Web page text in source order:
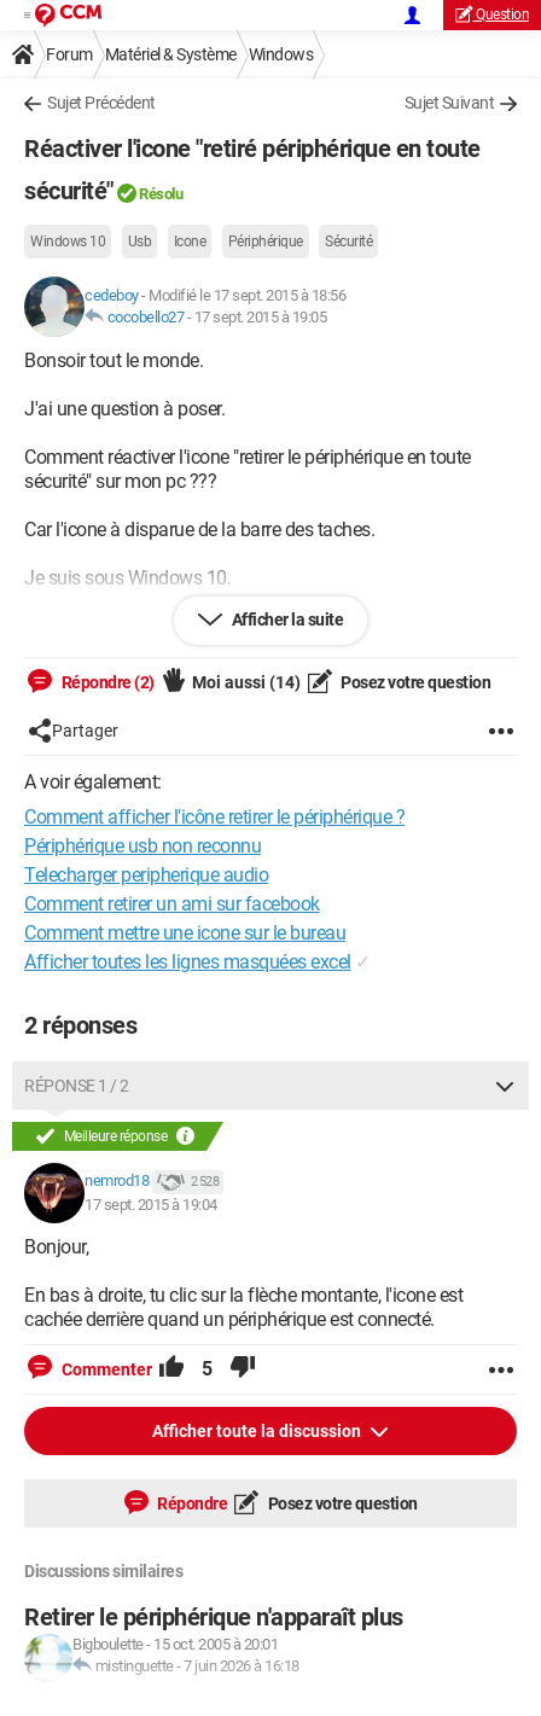
Question
Forum Matériel & Système Windows
Sujet Précédent Sujet Suivant
Réactiver l'icone "retiré périphérique en toute
sécurité"
Résolu
Windows 10 Usb Icone Périphérique Sécurité
cedeboy- Modifié le 17 sept. 2015 à 18:56
cocobello27- 17 sept. 2015 à 19:05
Bonsoir tout le monde.
J'ai une question à poser.
Comment réactiver l'icone "retirer le périphérique en toute
sécurité" sur mon pc ???
Car l'icone à disparue de la barre des taches.
Je suis sous Windows 10.
Merci beaucoup d'avance pour votre aide.
En attendant une réponse rapide je vous souhaite une bonne
soirée.
Cordialement Cédric.
Afficher la suite
Répondre (2) Moi aussi (14) Posez votre question
Partager
A voir également:
Comment afficher l'icône retirer le périphérique ?
Périphérique usb non reconnu
Telecharger peripherique audio
Comment retirer un ami sur facebook
Comment mettre une icone sur le bureau
Afficher toutes les lignes masquées excel ✓
2 réponses
RÉPONSE 1 / 2
Meilleure réponse
nemrod18 2 528
17 sept. 2015 à 19:04
Bonjour,
En bas à droite, tu clic sur la flèche montante, l'icone est
cachée derrière quand un périphérique est connecté.
Commenter 5
Afficher toute la discussion
Répondre Posez votre question
Discussions similaires
Retirer le périphérique n'apparaît plus
Bigboulette- 15 oct. 2005 à 20:01
mistinguette-7 juin 2026 à 16:18